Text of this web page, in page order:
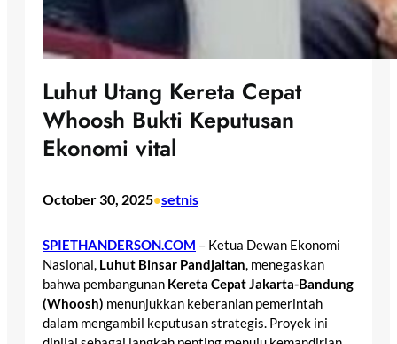
Luhut Utang Kereta Cepat
Whoosh Bukti Keputusan
Ekonomi vital
October 30, 2025•setnis
SPIETHANDERSON.COM – Ketua Dewan Ekonomi
Nasional, Luhut Binsar Pandjaitan, menegaskan
bahwa pembangunan Kereta Cepat Jakarta-Bandung
(Whoosh) menunjukkan keberanian pemerintah
dalam mengambil keputusan strategis. Proyek ini